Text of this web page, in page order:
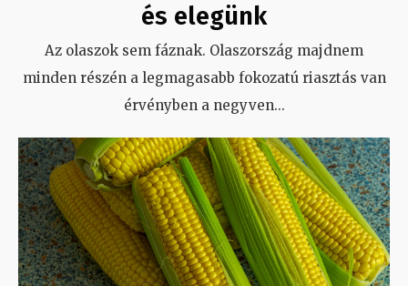
és elegünk
Az olaszok sem fáznak. Olaszország majdnem
minden részén a legmagasabb fokozatú riasztás van
érvényben a negyven...